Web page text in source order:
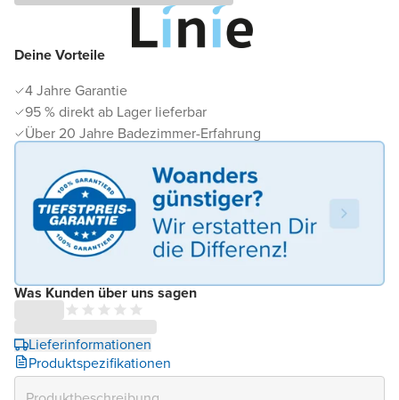
Deine Vorteile
4 Jahre Garantie
95 % direkt ab Lager lieferbar
Über 20 Jahre Badezimmer-Erfahrung
Was Kunden über uns sagen
Lieferinformationen
Produktspezifikationen